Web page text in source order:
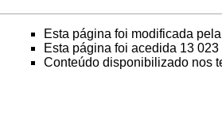
Esta página foi modificada
Esta página foi acedida 13 023
Conteúdo disponibilizado nos